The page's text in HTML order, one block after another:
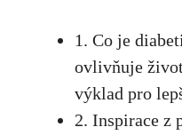
1. Co je
ovlivňuje‍
výklad pro‌
2. ⁤Inspirace z